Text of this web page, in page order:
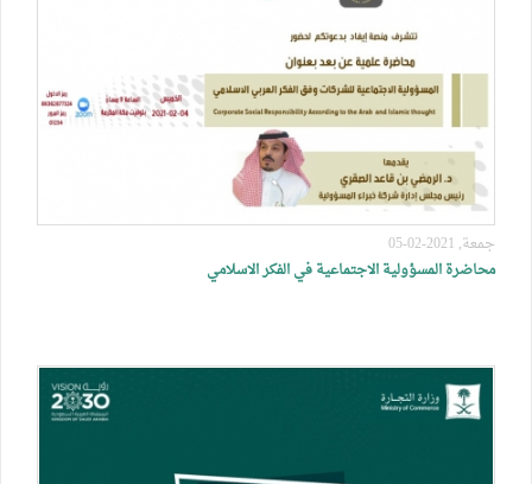
جمعة, 2021-02-05
محاضرة المسؤولية الاجتماعية في الفكر الاسلامي